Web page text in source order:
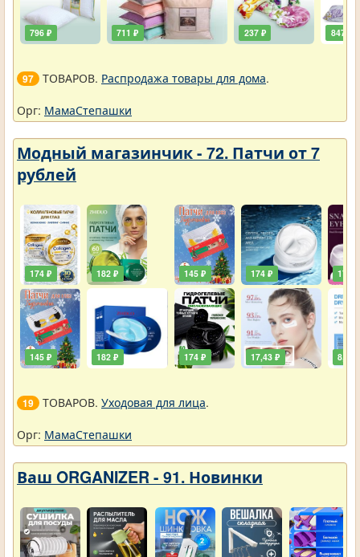
796 ₽ 711 ₽ 237 ₽ 847 ₽
97 ТОВАРОВ. Распродажа товары для дома.
Орг: МамаСтепашки
Модный магазинчик - 72. Патчи от 7
рублей
174 ₽
145 ₽
182 ₽
182 ₽
145 ₽
174 ₽
174 ₽
17,43 ₽
174 ₽
8,72
19 ТОВАРОВ. Уходовая для лица.
Орг: МамаСтепашки
Ваш ORGANIZER - 91. Новинки